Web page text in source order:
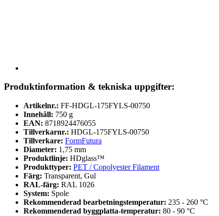
Produktinformation & tekniska uppgifter:
Artikelnr.: FF-HDGL-175FYLS-00750
Innehåll: 750 g
EAN: 8718924476055
Tillverkarnr.: HDGL-175FYLS-00750
Tillverkare: FormFutura
Diameter: 1,75 mm
Produktlinje: HDglass™
Produkttyper: PET / Copolyester Filament
Färg: Transparent, Gul
RAL-färg: RAL 1026
System: Spole
Rekommenderad bearbetningstemperatur: 235 - 260 °C
Rekommenderad byggplatta-temperatur: 80 - 90 °C